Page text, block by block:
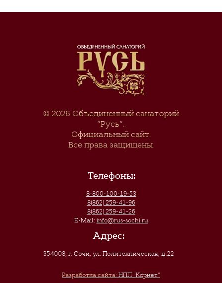
© 2026 Объединенный санаторий
“Русь”.
Официальный сайт.
Все права защищены.
Телефоны:
8-800-100-19-53
8(862) 259-41-96
8(862) 259-41-26
E-Mail: info@rus-sochi.ru
Адрес:
354008, г. Сочи,ул. Политехническая, д.22
Разработка сайта: НПП "Корнет"